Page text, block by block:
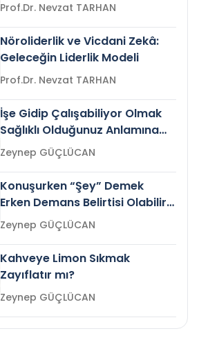
Prof.Dr. Nevzat TARHAN
Nöroliderlik ve Vicdani Zekâ:
Geleceğin Liderlik Modeli
Prof.Dr. Nevzat TARHAN
İşe Gidip Çalışabiliyor Olmak
Sağlıklı Olduğunuz Anlamına
Gelir mi?Zeynep GÜÇLÜCAN
Konuşurken “Şey” Demek
Erken Demans Belirtisi Olabilir
mi?
Zeynep GÜÇLÜCAN
Kahveye Limon Sıkmak
Zayıflatır mı?
Zeynep GÜÇLÜCAN